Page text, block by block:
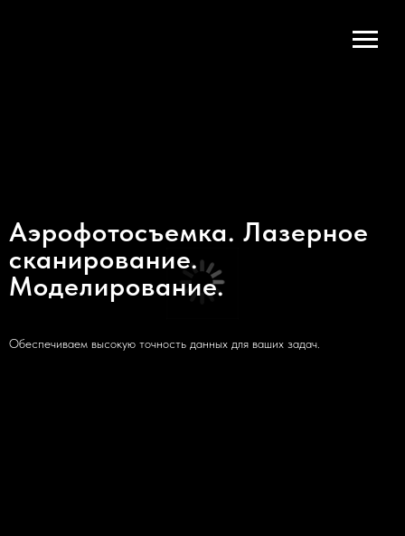
Аэрофотосъемка. Лазерное
сканирование.
Моделирование.
Обеспечиваем высокую точность данных для ваших задач.